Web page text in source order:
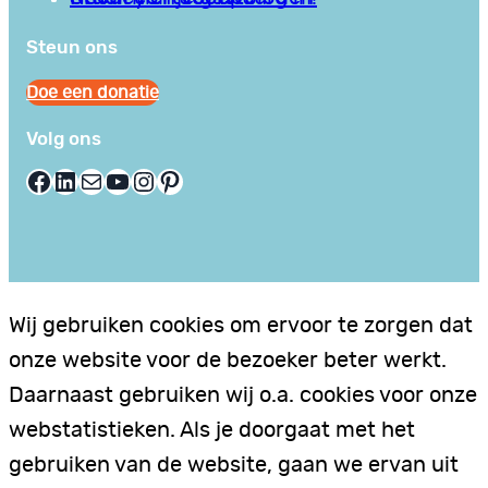
Steun ons
Doe een donatie
Volg ons
Facebook LinkedIn E-mail YouTube InstagramPinterest
Wij gebruiken cookies om ervoor te zorgen dat
onze website voor de bezoeker beter werkt.
Daarnaast gebruiken wij o.a. cookies voor onze
webstatistieken. Als je doorgaat met het
gebruiken van de website, gaan we ervan uit